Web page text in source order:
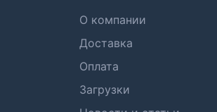
О компании
Доставка
Оплата
Загрузки